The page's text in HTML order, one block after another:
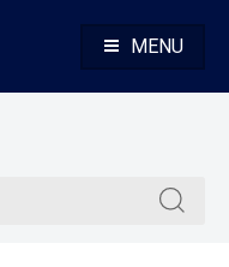
Alojamento Web
MENU
por: